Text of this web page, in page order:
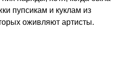
пупсикам и куклам из
оживляют артисты.